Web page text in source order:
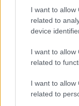
I want to allow
related to
device
I want to allow
related to
I want to allow
related to
Paolo
I